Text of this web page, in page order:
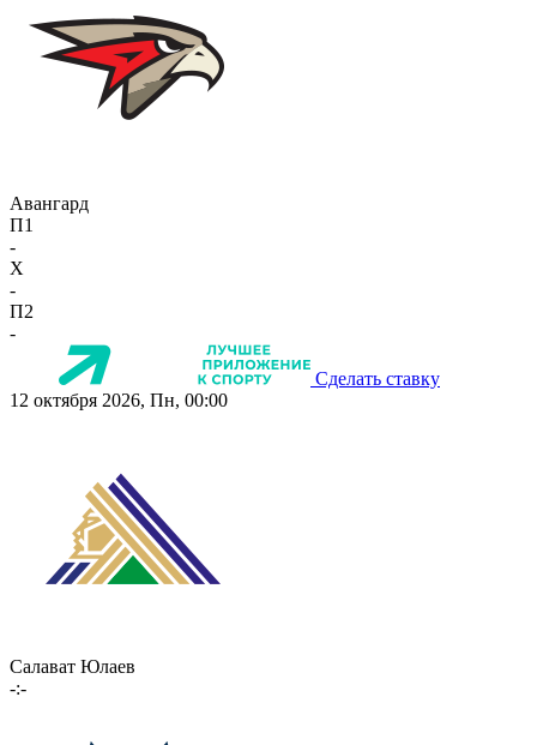
Авангард
П1
-
X
-
П2
-
Сделать ставку
12 октября 2026, Пн, 00:00
Салават Юлаев
-:-